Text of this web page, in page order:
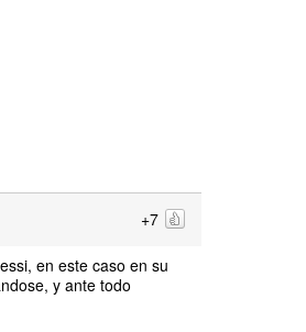
+7
en este caso en su
y ante todo